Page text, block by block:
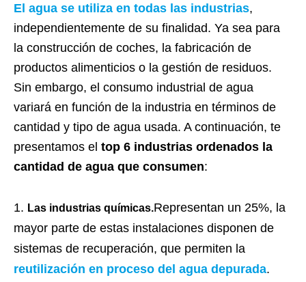
El agua se utiliza en todas las industrias,
independientemente de su finalidad. Ya sea para
la construcción de coches, la fabricación de
productos alimenticios o la gestión de residuos.
Sin embargo, el consumo industrial de agua
variará en función de la industria en términos de
cantidad y tipo de agua usada. A continuación, te
presentamos el top 6 industrias ordenados la
cantidad de agua que consumen:
Las industrias químicas.Representan un 25%, la
mayor parte de estas instalaciones disponen de
sistemas de recuperación, que permiten la
reutilización en proceso del agua depurada.